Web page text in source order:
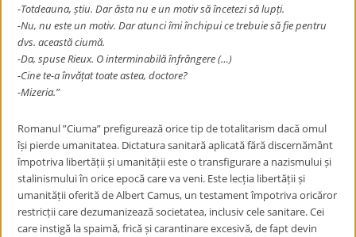
-Totdeauna, știu. Dar ăsta nu e un motiv să încetezi să lupți.
-Nu, nu este un motiv. Dar atunci îmi închipui ce trebuie să fie pentru
dvs. această ciumă.
-Da, spuse Rieux. O interminabilă înfrângere (…)
-Cine te-a învățat toate astea, doctore?
-Mizeria.”
Romanul ”Ciuma” prefigurează orice tip de totalitarism dacă omul
își pierde umanitatea. Dictatura sanitară aplicată fără discernământ
împotriva libertății și umanității este o transfigurare a nazismului și
stalinismului în orice epocă care va veni. Este lecția libertății și
umanității oferită de Albert Camus, un testament împotriva oricăror
restricții care dezumanizează societatea, inclusiv cele sanitare. Cei
care instigă la spaimă, frică și carantinare excesivă, de fapt devin